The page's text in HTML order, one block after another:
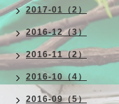
2017-01（2）
2016-12（3）
2016-11（2）
2016-10（4）
2016-09（5）